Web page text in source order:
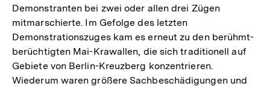
Demonstranten bei zwei oder allen drei Zügen
mitmarschierte. Im Gefolge des letzten
Demonstrationszuges kam es erneut zu den berühmt-
berüchtigten Mai-Krawallen, die sich traditionell auf
Gebiete von Berlin-Kreuzberg konzentrieren.
Wiederum waren größere Sachbeschädigungen und